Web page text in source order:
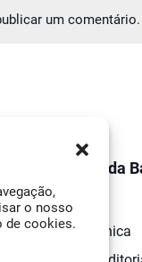
o nosso
de cookies.
um comentário.
O Jornal da
Contactos
Ficha Técnica